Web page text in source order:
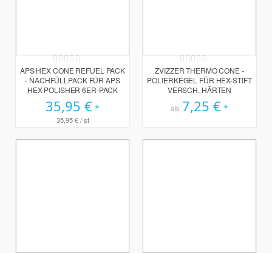
Rating:
0%
APS HEX CONE REFUEL PACK
- NACHFÜLLPACK FÜR APS
HEX POLISHER 6ER-PACK
35,95 €
35,95 €/ st
Rating:
0%
ZVIZZER THERMO CONE -
POLIERKEGEL FÜR HEX-STIFT
VERSCH. HÄRTEN
ab 7,25 €